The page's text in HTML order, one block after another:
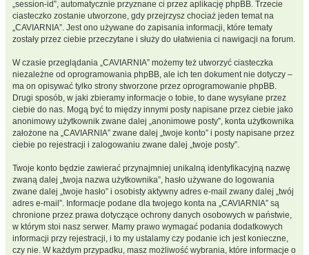
„session-id”, automatycznie przyznane ci przez aplikację phpBB. Trzecie
ciasteczko zostanie utworzone, gdy przejrzysz chociaż jeden temat na
„CAVIARNIA”. Jest ono używane do zapisania informacji, które tematy
zostały przez ciebie przeczytane i służy do ułatwienia ci nawigacji na forum.
W czasie przeglądania „CAVIARNIA” możemy też utworzyć ciasteczka
niezależne od oprogramowania phpBB, ale ich ten dokument nie dotyczy –
ma on opisywać tylko strony stworzone przez oprogramowanie phpBB.
Drugi sposób, w jaki zbieramy informacje o tobie, to dane wysyłane przez
ciebie do nas. Mogą być to między innymi posty napisane przez ciebie jako
anonimowy użytkownik zwane dalej „anonimowe posty”, konta użytkownika
założone na „CAVIARNIA” zwane dalej „twoje konto” i posty napisane przez
ciebie po rejestracji i zalogowaniu zwane dalej „twoje posty”.
Twoje konto będzie zawierać przynajmniej unikalną identyfikacyjną nazwę
zwaną dalej „twoja nazwa użytkownika”, hasło używane do logowania
zwane dalej „twoje hasło” i osobisty aktywny adres e-mail zwany dalej „twój
adres e-mail”. Informacje podane dla twojego konta na „CAVIARNIA” są
chronione przez prawa dotyczące ochrony danych osobowych w państwie,
w którym stoi nasz serwer. Mamy prawo wymagać podania dodatkowych
informacji przy rejestracji, i to my ustalamy czy podanie ich jest konieczne,
czy nie. W każdym przypadku, masz możliwość wybrania, które informacje o